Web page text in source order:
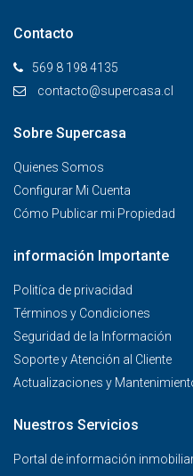
Contacto
569 8 198 4135
contacto@supercasa.cl
Sobre Supercasa
Quienes Somos
Configurar Mi Cuenta
Cómo Publicar mi Propiedad
información Importante
Politíca de privacidad
Términos y Condiciones
Seguridad de la Información
Soporte y Atención al Cliente
Actualizaciones y
Nuestros Servicios
Portal de información